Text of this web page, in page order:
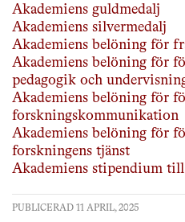
Akademiens guldmedalj
Akademiens silvermedalj
Akademiens belöning för
Akademiens belöning för
pedagogik och
Akademiens belöning för
forskningskommunikation
Akademiens belöning för
forskningens tjänst
Akademiens stipendium
PUBLICERAD 11 APRIL, 2025